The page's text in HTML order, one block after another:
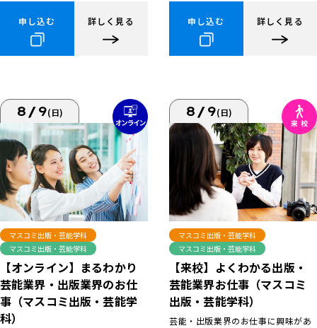
申し込む 詳しく見る 申し込む 詳しく見る
8/9(日)
マスコミ出版・芸能学科
マスコミ出版・芸能学科
【オンライン】まるわかり
芸能業界・出版業界のお仕
事（マスコミ出版・芸能学
科）
8/9(日)
マスコミ出版・芸能学科
マスコミ出版・芸能学科
【来校】よくわかる出版・
芸能業界お仕事（マスコミ
出版・芸能学科）
芸能・出版業界のお仕事に興味があ